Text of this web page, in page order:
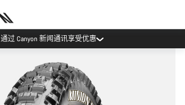
通过 Canyon 新闻通讯享受优惠